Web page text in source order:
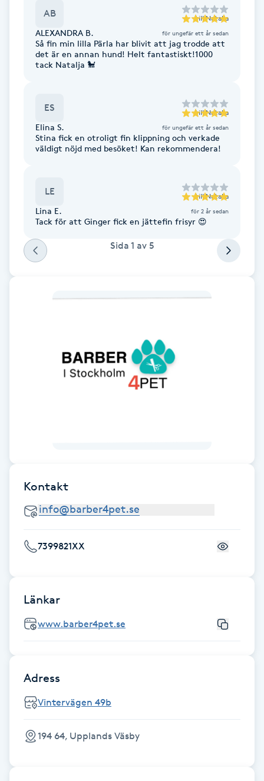
Gel naglar
Gellack
Gravidmassage
Gravidyoga
Gruppträning
HIFU
Hudföryngring
Huduppstramning
Hyaluronsyra
Hyperhidros
Hypnos
AB till Natalia
ALEXANDRA B. för ungefär ett år sedan
Så fin min lilla Pärla har blivit att jag trodde att
det är en annan hund! Helt fantastiskt!1000
tack Natalja 🐩
ES till Natalia
Elina S. för ungefär ett år sedan
Stina fick en otroligt fin klippning och verkade
väldigt nöjd med besöket! Kan rekommendera!
LE till Natalia
Lina E. för 2 år sedan
Tack för att Ginger fick en jättefin frisyr 😍
Sida 1 av 5
Kontakt
7399821XX
Länkar
www.barber4pet.se
Adress
Vintervägen 49b
194 64, Upplands Väsby